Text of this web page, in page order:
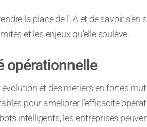
la place de l’IA et de savoir s’en
et les enjeux qu’elle soulève.
opérationnelle
et des métiers en fortes
pour améliorer l’efficacité
intelligents, les entreprises